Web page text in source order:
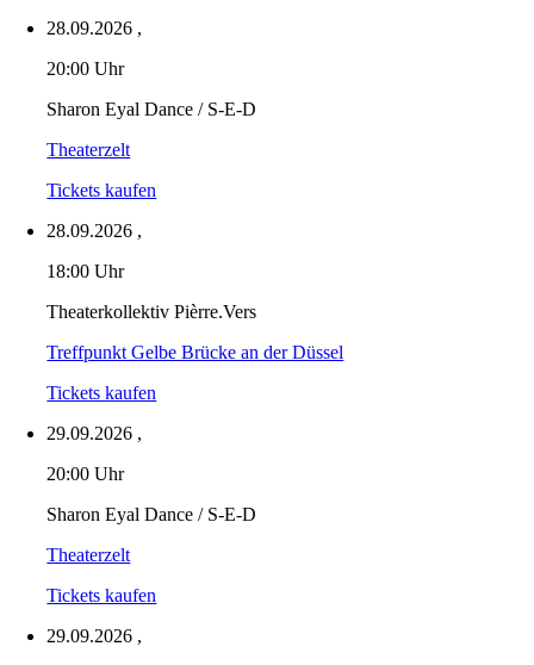
28.09.2026 ,
20:00 Uhr
Sharon Eyal Dance / S-E-D
Theaterzelt
Tickets kaufen
28.09.2026 ,
18:00 Uhr
Theaterkollektiv Pièrre.Vers
Treffpunkt Gelbe Brücke an der Düssel
Tickets kaufen
29.09.2026 ,
20:00 Uhr
Sharon Eyal Dance / S-E-D
Theaterzelt
Tickets kaufen
29.09.2026 ,